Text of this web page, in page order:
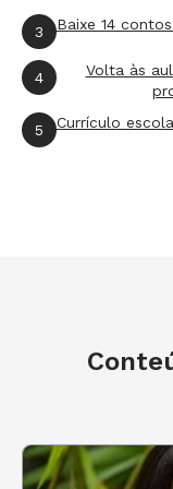
Língua
Conhecendo as
A primeira aula
refletir sobre a
3 Baixe 14
4
Volta às
5 Currículo